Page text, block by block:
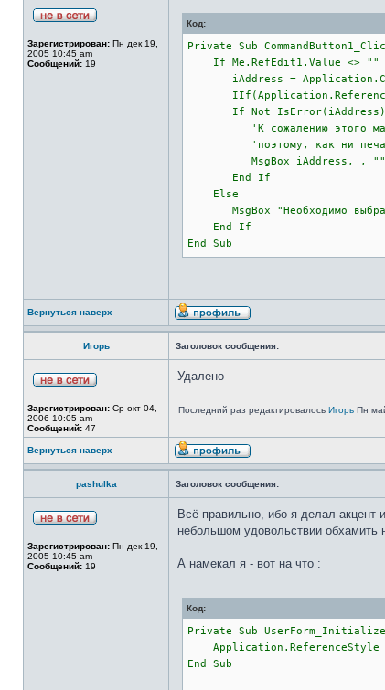
Зарегистрирован: Пн дек 19,
2005 10:45 am
Сообщений: 19
Код:
Private Sub
If Me.RefEdit1.Value <> ""
iAddress =
If Not IsError(iAddress)
'К сожалению этого мало,
'поэтому, как ни печально,
MsgBox iAddress, , ""
End If
Else
MsgBox "Необходимо
End If
End Sub
Вернуться наверх
Игорь Заголовок сообщения:
Зарегистрирован: Ср окт 04,
2006 10:05 am
Сообщений: 47
Удалено
Последний раз редактировалось Игорь Пн
Вернуться наверх
pashulka Заголовок сообщения:
Зарегистрирован: Пн дек 19,
2005 10:45 am
Сообщений: 19
Всё правильно, ибо я делал акцент
небольшом удовольствии обхамить
А намекал я - вот на что :
Код:
Private Sub
Application.ReferenceStyle =
End Sub